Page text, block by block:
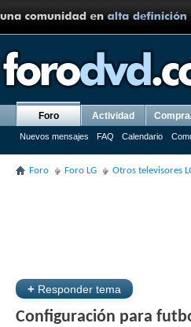
Foro
Nuevos mensajes FAQ Calendario
Actividad
Foro Foro LG Otros televisores
+ Responder tema
Configuración para